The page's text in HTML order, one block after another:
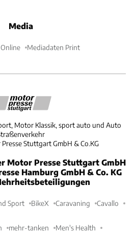
Media
Mediadaten Print
Motor Klassik, sport auto und Auto
Stuttgart GmbH & Co.KG
Motor Presse Stuttgart GmbH
Hamburg GmbH & Co. KG
Sport BikeX Caravaning Cavallo
mehr-tanken Men's Health